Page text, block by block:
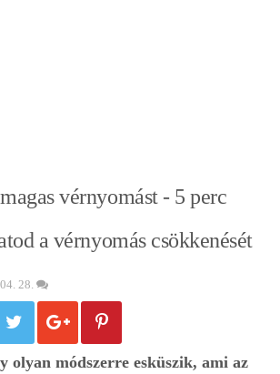
vérnyomást - 5 perc
a vérnyomás csökkenését
28.
olyan módszerre esküszik, ami az